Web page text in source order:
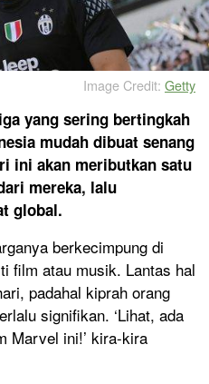
Image Credit: Getty
yang sering bertingkah
mudah dibuat senang
ini akan meributkan satu
mereka, lalu
global.
berkecimpung di
film atau musik. Lantas hal
padahal kiprah orang
signifikan. ‘Lihat, ada
Marvel ini!’ kira-kira